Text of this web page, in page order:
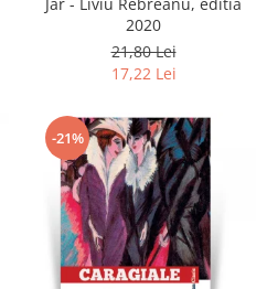
2020
21,80 Lei
17,22 Lei
-21%